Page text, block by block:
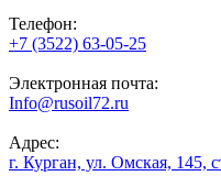
Телефон:
+7 (3522) 63-05-25
Электронная почта:
Info@rusoil72.ru
Адрес:
г. Курган, ул. Омская, 145,